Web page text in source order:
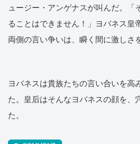
ュージー・アンゲナスが叫んだ。「
ることはできません！」ヨバネス皇
両側の言い争いは、瞬く間に激しさ
ヨバネスは貴族たちの言い合いを高
た。皇后はそんなヨバネスの顔を、
た。